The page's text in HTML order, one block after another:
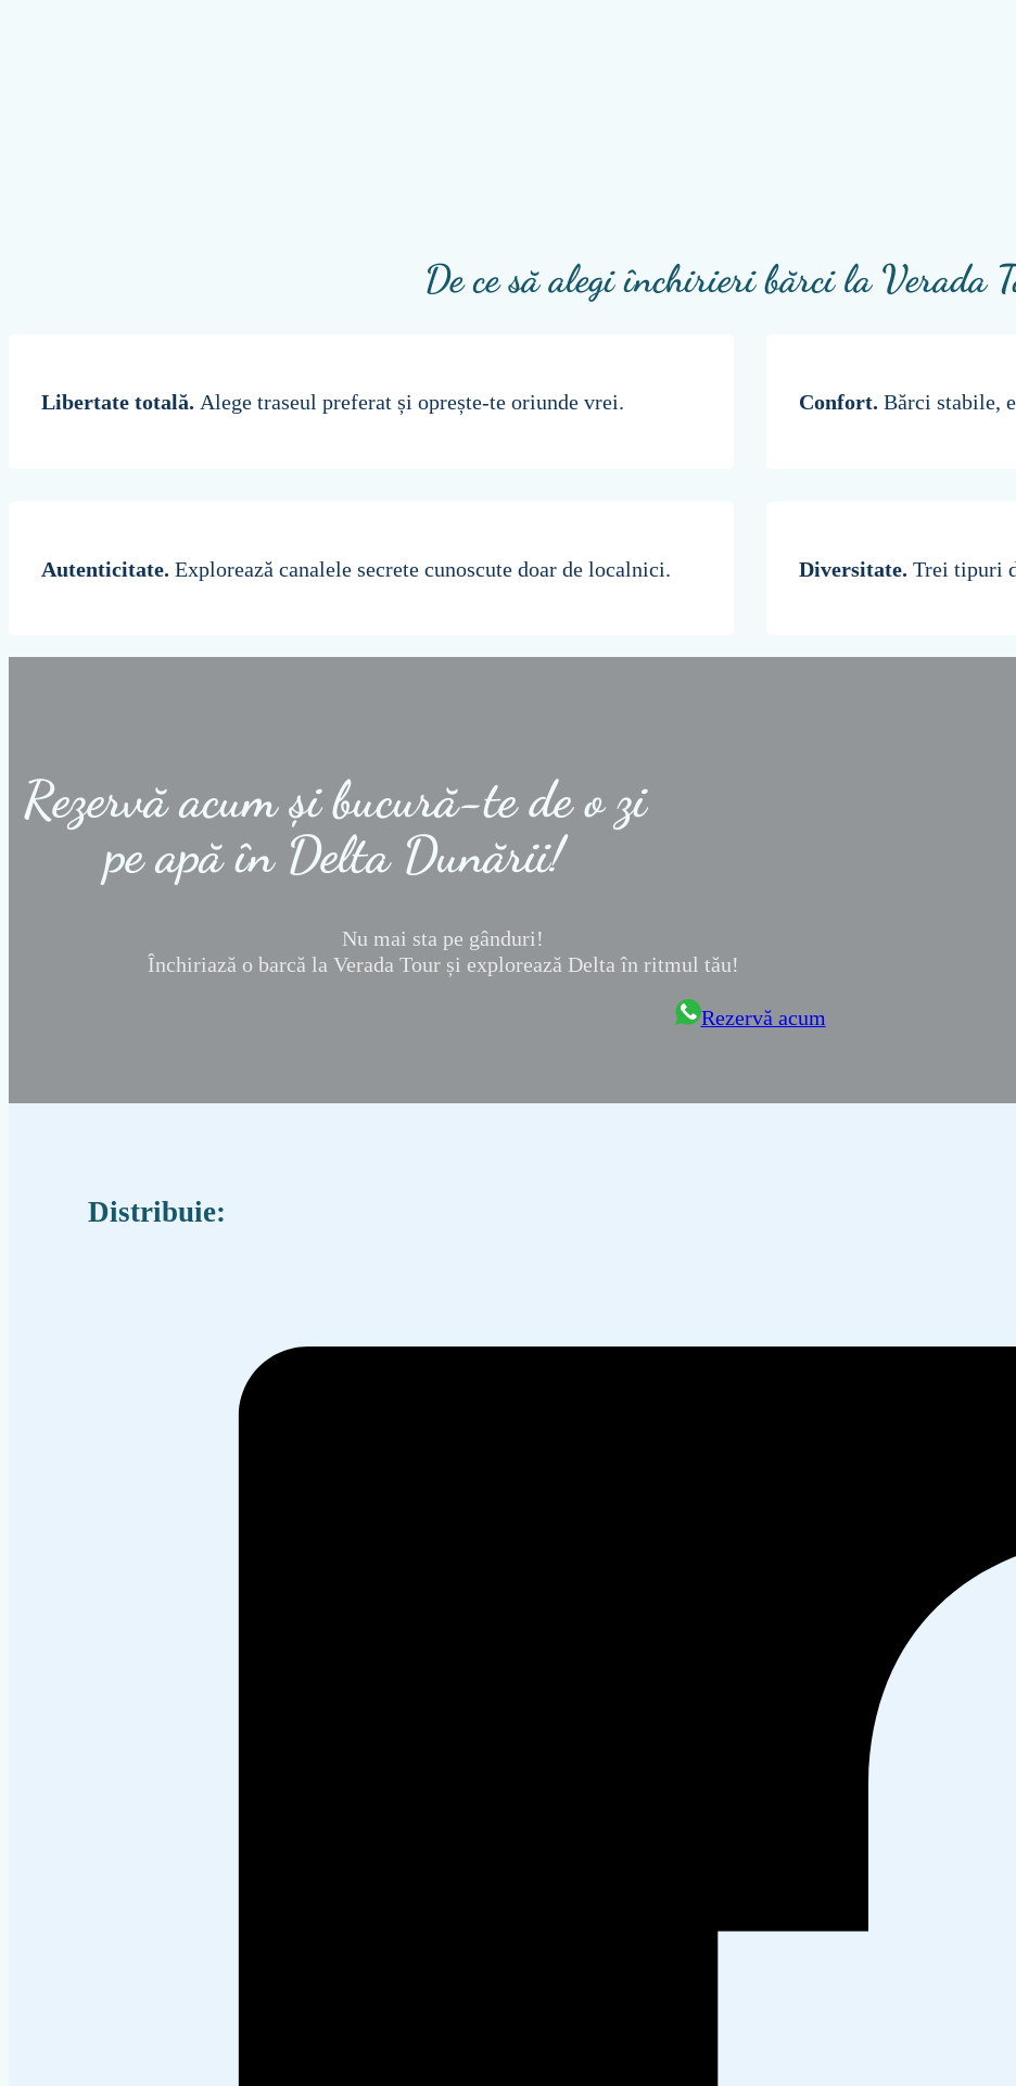
De ce să alegi închirieri bărci la Verada
Libertate totală. Alege traseul preferat și oprește-te oriunde vrei. Confort. Bărci stabile,
Autenticitate. Explorează canalele secrete cunoscute doar de localnici. Diversitate. Trei tipuri
Rezervă acum și bucură-te de o zi
pe apă în Delta Dunării!
Nu mai sta pe gânduri!
Închiriază o barcă la Verada Tour și explorează Delta în ritmul tău!
Rezervă acum
Distribuie: